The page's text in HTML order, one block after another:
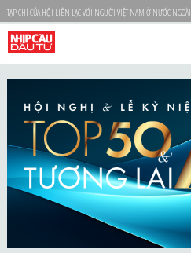
TẠP CHÍ CỦA HỘI LIÊN LẠC VỚI NGƯỜI VIỆT NAM Ở NƯỚC NGOÀI